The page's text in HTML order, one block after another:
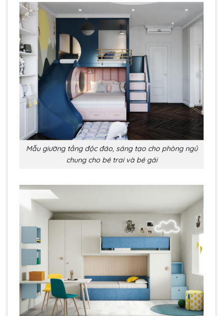
Mẫu giường tầng độc đáo, sáng tạo cho phòng ngủ
chung cho bé trai và bé gái